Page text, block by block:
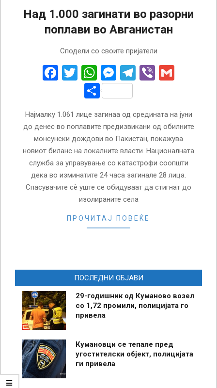
Над 1.000 загинати во разорни
поплави во Авганистан
Сподели со своите пријатели
Facebook
Twitter
WhatsApp
Messenger
Telegram
Viber
Share
Најмалку 1.061 лице загинаа од средината на јуни
до денес во поплавите предизвикани од обилните
монсунски дождови во Пакистан, покажува
новиот биланс на локалните власти. Националната
служба за управување со катастрофи соопшти
дека во изминатите 24 часа загинале 28 лица.
Спасувачите сѐ уште се обидуваат да стигнат до
изолираните села
ПРОЧИТАЈ ПОВЕЌЕ
ПОСЛЕДНИ ОБЈАВИ
29-годишник од Куманово возел
со 1,72 промили, полицијата го
привела
Кумановци се тепале пред
угостителски објект, полицијата
ги привела